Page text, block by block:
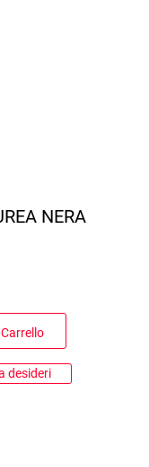
NERA
desideri